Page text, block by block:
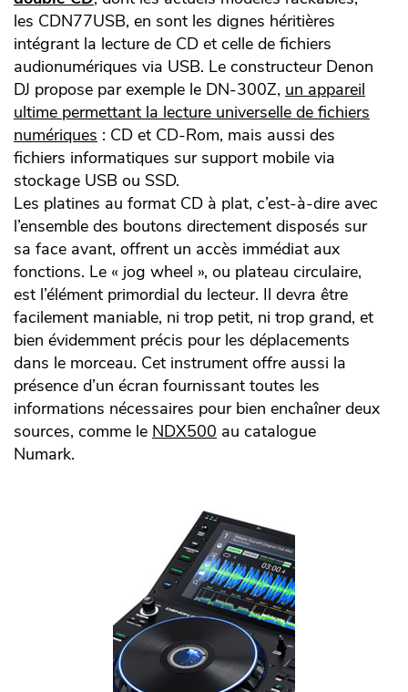
les CDN77USB, en sont les dignes héritières
intégrant la lecture de CD et celle de fichiers
audionumériques via USB. Le constructeur Denon
DJ propose par exemple le DN-300Z, un appareil
ultime permettant la lecture universelle de fichiers
numériques : CD et CD-Rom, mais aussi des
fichiers informatiques sur support mobile via
stockage USB ou SSD.
Les platines au format CD à plat, c’est-à-dire avec
l’ensemble des boutons directement disposés sur
sa face avant, offrent un accès immédiat aux
fonctions. Le « jog wheel », ou plateau circulaire,
est l’élément primordial du lecteur. Il devra être
facilement maniable, ni trop petit, ni trop grand, et
bien évidemment précis pour les déplacements
dans le morceau. Cet instrument offre aussi la
présence d’un écran fournissant toutes les
informations nécessaires pour bien enchaîner deux
sources, comme le NDX500 au catalogue
Numark.